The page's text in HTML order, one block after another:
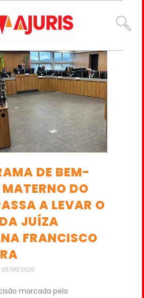
DE BEM-
DO
A LEVAR O
JUÍZA
FRANCISCO
06/2026
marcada pelo